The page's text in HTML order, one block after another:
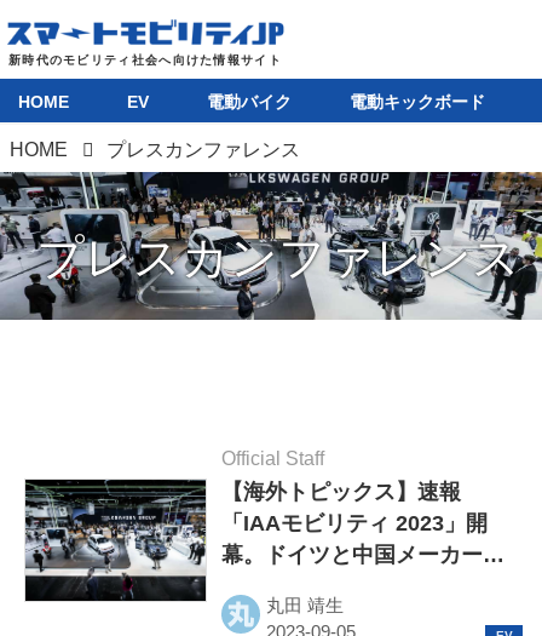
HOME EV 電動バイク 電動キックボード
HOME プレスカンファレンス
プレスカンファレンス
Official Staff
【海外トピックス】速報
「IAAモビリティ 2023」開
幕。ドイツと中国メーカーの
丸田 靖生